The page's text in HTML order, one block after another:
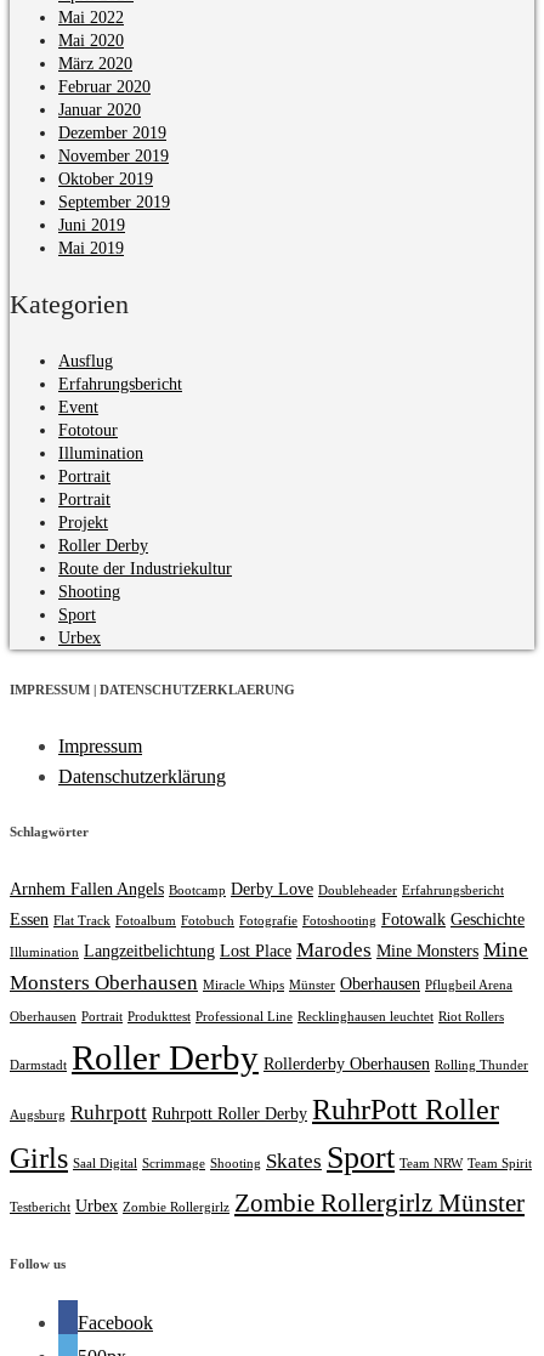
Mai 2022
Mai 2020
März 2020
Februar 2020
Januar 2020
Dezember 2019
November 2019
Oktober 2019
September 2019
Juni 2019
Mai 2019
Kategorien
Ausflug
Erfahrungsbericht
Event
Fototour
Illumination
Portrait
Portrait
Projekt
Roller Derby
Route der Industriekultur
Shooting
Sport
Urbex
IMPRESSUM | DATENSCHUTZERKLAERUNG
Impressum
Datenschutzerklärung
Schlagwörter
Arnhem Fallen Angels Bootcamp Derby Love Doubleheader Erfahrungsbericht
Essen Flat Track Fotoalbum Fotobuch Fotografie Fotoshooting Fotowalk Geschichte
Illumination Langzeitbelichtung Lost Place Marodes Mine Monsters Mine
Monsters Oberhausen Miracle Whips Münster Oberhausen Pflugbeil Arena
Oberhausen Portrait Produkttest Professional Line Recklinghausen leuchtet Riot Rollers
Darmstadt Roller Derby Rollerderby Oberhausen Rolling Thunder
Augsburg Ruhrpott Ruhrpott Roller Derby RuhrPott Roller
Girls Saal Digital Scrimmage Shooting Skates Sport Team NRW Team Spirit
Testbericht Urbex Zombie Rollergirlz Zombie Rollergirlz Münster
Follow us
Facebook